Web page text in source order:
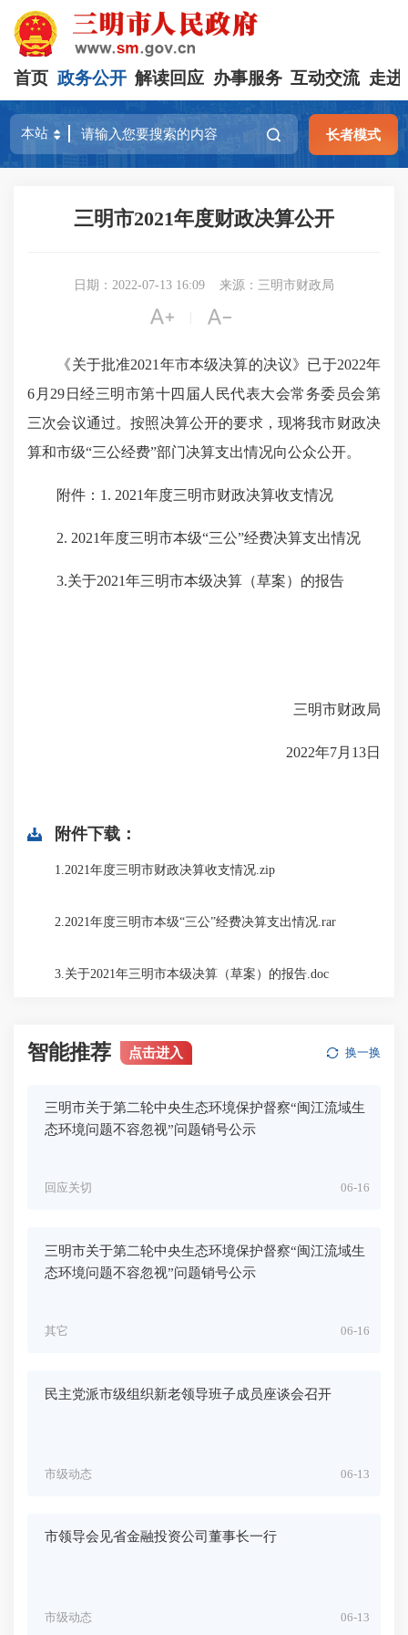
首页 政务公开 解读回应 办事服务 互动交流 走进
长者模式
三明市2021年度财政决算公开
日期：2022-07-13 16:09 来源：三明市财政局
 
《关于批准2021年市本级决算的决议》已于2022年
6月29日经三明市第十四届人民代表大会常务委员会第
三次会议通过。按照决算公开的要求，现将我市财政决
算和市级“三公经费”部门决算支出情况向公众公开。
附件：1. 2021年度三明市财政决算收支情况
2. 2021年度三明市本级“三公”经费决算支出情况
3.关于2021年三明市本级决算（草案）的报告
三明市财政局
2022年7月13日
附件下载：
1.2021年度三明市财政决算收支情况.zip
2.2021年度三明市本级“三公”经费决算支出情况.rar
3.关于2021年三明市本级决算（草案）的报告.doc
智能推荐 点击进入 换一换
三明市关于第二轮中央生态环境保护督察“闽江流域生
态环境问题不容忽视”问题销号公示
06-16
回应关切
三明市关于第二轮中央生态环境保护督察“闽江流域生
态环境问题不容忽视”问题销号公示
06-16
其它
民主党派市级组织新老领导班子成员座谈会召开
06-13
市级动态
市领导会见省金融投资公司董事长一行
06-13
市级动态